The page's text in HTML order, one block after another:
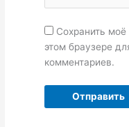
Сохранить
этом браузере
комментариев.